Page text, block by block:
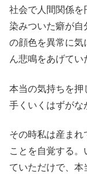
社会で人間関係を
染みついた癖が自
の顔色を異常に気
ん悲鳴をあげてい
本当の気持ちを押
手くいくはずがな
その時私は産まれ
ことを自覚する
ていただけで、本